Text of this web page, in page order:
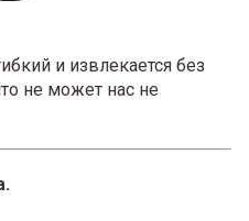
и извлекается без
не может нас не